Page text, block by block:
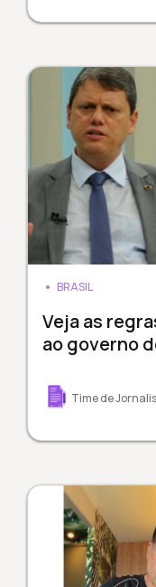
BRASIL
Veja as
ao governo
Time de